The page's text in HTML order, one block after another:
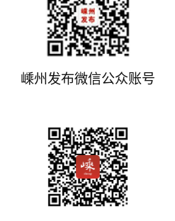
嵊州发布微信公众账号